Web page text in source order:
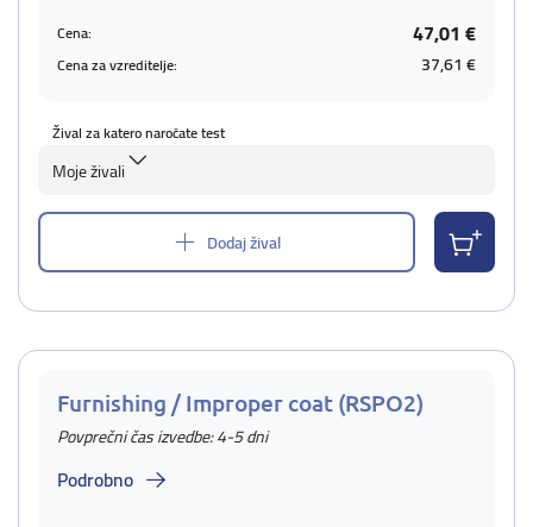
Cena: 47,01 €
Cena za vzreditelje: 37,61 €
Žival za katero naročate test
Moje živali
Dodaj žival
Furnishing / Improper coat (RSPO2)
Povprečni čas izvedbe: 4-5 dni
Podrobno